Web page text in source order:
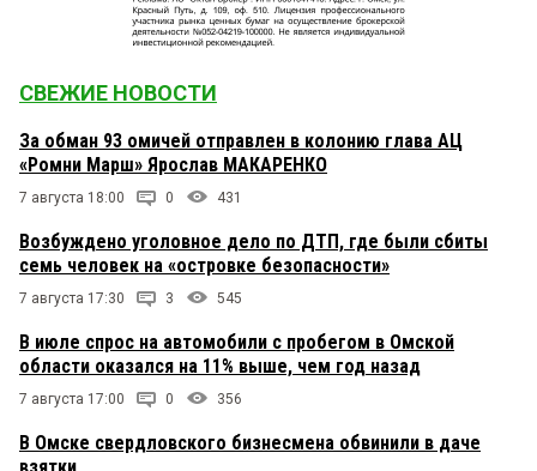
СВЕЖИЕ НОВОСТИ
За обман 93 омичей отправлен в колонию глава АЦ
«Ромни Марш» Ярослав МАКАРЕНКО
7 августа 18:00 0 431
Возбуждено уголовное дело по ДТП, где были сбиты
семь человек на «островке безопасности»
7 августа 17:30 3 545
В июле спрос на автомобили с пробегом в Омской
области оказался на 11% выше, чем год назад
7 августа 17:00 0 356
В Омске свердловского бизнесмена обвинили в даче